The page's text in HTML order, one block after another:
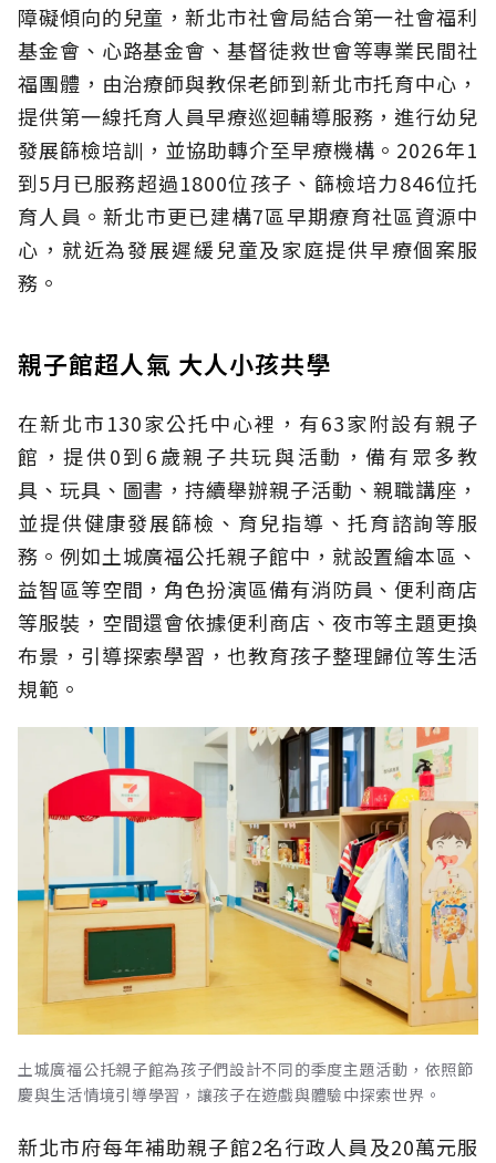
障礙傾向的兒童，新北市社會局結合第一社會福利
基金會、心路基金會、基督徒救世會等專業民間社
福團體，由治療師與教保老師到新北市托育中心，
提供第一線托育人員早療巡迴輔導服務，進行幼兒
發展篩檢培訓，並協助轉介至早療機構。2026年1
到5月已服務超過1800位孩子、篩檢培力846位托
育人員。新北市更已建構7區早期療育社區資源中
心，就近為發展遲緩兒童及家庭提供早療個案服
務。
親子館超人氣 大人小孩共學
在新北市130家公托中心裡，有63家附設有親子
館，提供0到6歲親子共玩與活動，備有眾多教
具、玩具、圖書，持續舉辦親子活動、親職講座，
並提供健康發展篩檢、育兒指導、托育諮詢等服
務。例如土城廣福公托親子館中，就設置繪本區、
益智區等空間，角色扮演區備有消防員、便利商店
等服裝，空間還會依據便利商店、夜市等主題更換
布景，引導探索學習，也教育孩子整理歸位等生活
規範。
土城廣福公托親子館為孩子們設計不同的季度主題活動，依照節
慶與生活情境引導學習，讓孩子在遊戲與體驗中探索世界。
新北市府每年補助親子館2名行政人員及20萬元服